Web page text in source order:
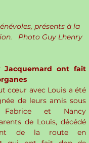
présents à la
Photo Guy Lhenry
Jacquemard ont fait
cœur avec Louis a été
de leurs amis sous
Fabrice et Nancy
de Louis, décédé
de la route en